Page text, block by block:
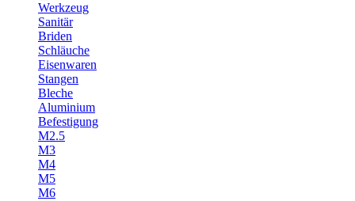
Werkzeug
Sanitär
Briden
Schläuche
Eisenwaren
Stangen
Bleche
Aluminium
Befestigung
M2.5
M3
M4
M5
M6